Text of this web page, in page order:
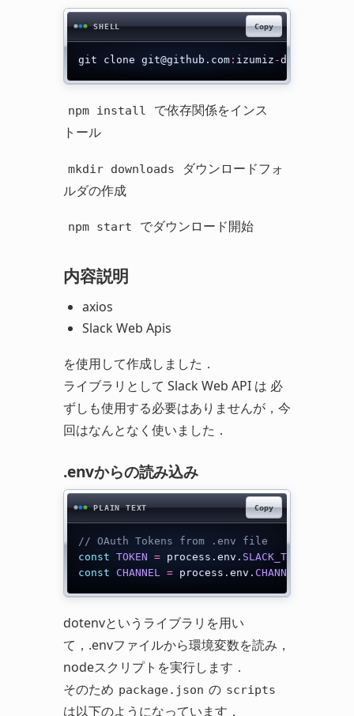
SHELL Copy
git clone git@github . com : izumiz -dev
npm install
で依存関係をインス
トール
mkdir downloads
ダウンロードフォ
ルダの作成
npm start でダウンロード開始
内容説明
axios
Slack Web Apis
を使用して作成しました．
ライブラリとして Slack Web API は 必
ずしも使用する必要はありませんが，今
回はなんとなく使いました．
.envからの読み込み
PLAIN TEXT Copy
// OAuth Tokens from .env file
const
TOKEN = process .env . SLACK_TOKEN
const
CHANNEL = process .env .CHANNEL
dotenvというライブラリを用い
て，.envファイルから環境変数を読み，
nodeスクリプトを実行します．
そのため package.json の scripts
は以下のようになっています．